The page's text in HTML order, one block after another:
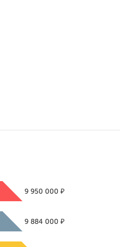
9 950 000 ₽
9 884 000 ₽